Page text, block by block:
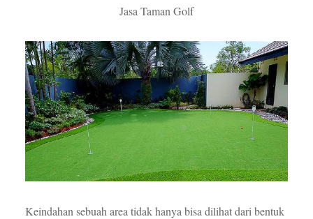
Jasa Taman Golf
Keindahan sebuah area tidak hanya bisa dilihat dari bentuk